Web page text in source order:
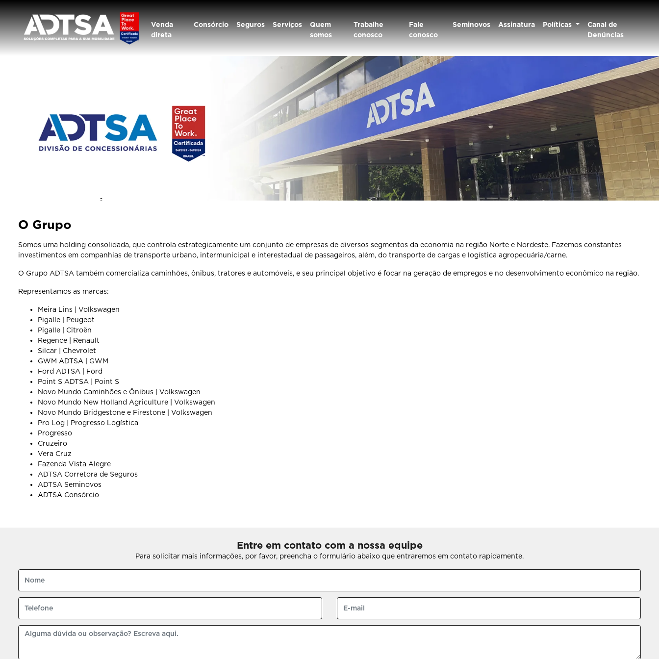
Venda
direta
Consórcio Seguros Serviços
Quem
somos
Trabalhe
conosco
Fale
conosco
Seminovos Assinatura Políticas
Canal de
Denúncias
O Grupo
Somos uma holding consolidada, que controla estrategicamente um conjunto de empresas de diversos segmentos da economia na região Norte e Nordeste. Fazemos constantes
investimentos em companhias de transporte urbano, intermunicipal e interestadual de passageiros, além, do transporte de cargas e logística agropecuária/carne.
O Grupo ADTSA também comercializa caminhões, ônibus, tratores e automóveis, e seu principal objetivo é focar na geração de empregos e no desenvolvimento econômico na região.
Representamos as marcas:
Meira Lins | Volkswagen
Pigalle | Peugeot
Pigalle | Citroën
Regence | Renault
Silcar | Chevrolet
GWM ADTSA | GWM
Ford ADTSA | Ford
Point S ADTSA | Point S
Novo Mundo Caminhões e Ônibus | Volkswagen
Novo Mundo New Holland Agriculture | Volkswagen
Novo Mundo Bridgestone e Firestone | Volkswagen
Pro Log | Progresso Logística
Progresso
Cruzeiro
Vera Cruz
Fazenda Vista Alegre
ADTSA Corretora de Seguros
ADTSA Seminovos
ADTSA Consórcio
Entre em contato com a nossa equipe
Para solicitar mais informações, por favor, preencha o formulário abaixo que entraremos em contato rapidamente.